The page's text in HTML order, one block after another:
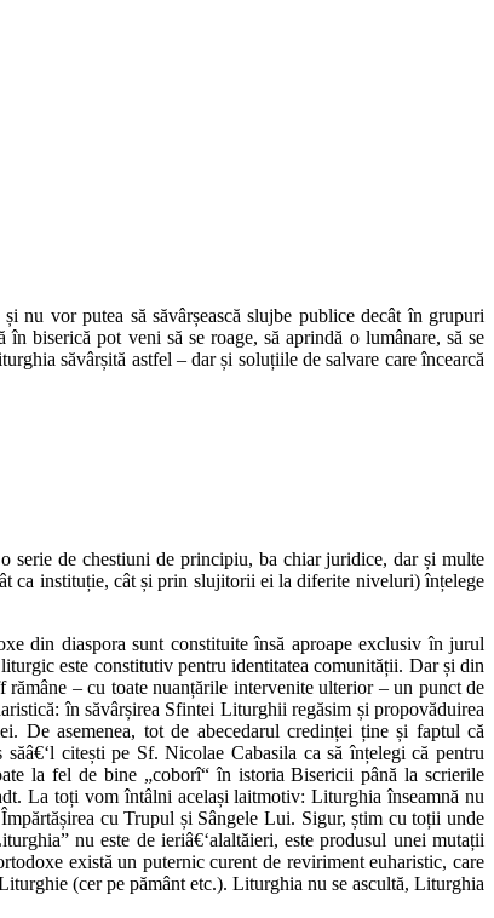
nu vor putea să săvârșească slujbe publice decât în grupuri
biserică pot veni să se roage, să aprindă o lumânare, să se
săvârșită astfel – dar și soluțiile de salvare care încearcă
serie de chestiuni de principiu, ba chiar juridice, dar și multe
ca instituție, cât și prin slujitorii ei la diferite niveluri) înțelege
din diaspora sunt constituite însă aproape exclusiv în jurul
este constitutiv pentru identitatea comunității. Dar și din
– cu toate nuanțările intervenite ulterior – un punct de
în săvârșirea Sfintei Liturghii regăsim și propovăduirea
De asemenea, tot de abecedarul credinței ține și faptul că
citești pe Sf. Nicolae Cabasila ca să înțelegi că pentru
la fel de bine „coborî“ în istoria Bisericii până la scrierile
La toți vom întâlni același laitmotiv: Liturghia înseamnă nu
cu Trupul și Sângele Lui. Sigur, știm cu toții unde
nu este de ieriâ€‘alaltăieri, este produsul unei mutații
există un puternic curent de reviriment euharistic, care
(cer pe pământ etc.). Liturghia nu se ascultă, Liturghia